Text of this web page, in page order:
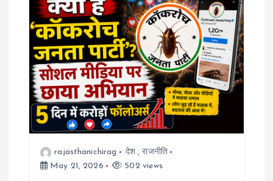
g
a
rajasthanichirag देश,राजनीति
May 21, 2026
502 views